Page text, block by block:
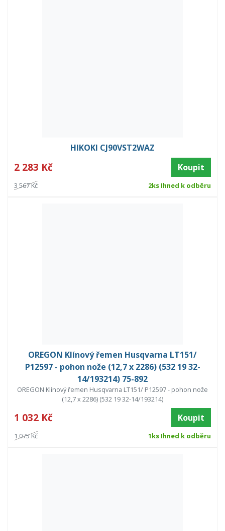
HIKOKI CJ90VST2WAZ
2 283 Kč Koupit
3 567 Kč 2ks Ihned k odběru
OREGON Klínový řemen Husqvarna LT151/
P12597 - pohon nože (12,7 x 2286) (532 19 32-
14/193214) 75-892
OREGON Klínový řemen Husqvarna LT151/ P12597 - pohon nože
(12,7 x 2286) (532 19 32-14/193214)
1 032 Kč Koupit
1 075 Kč 1ks Ihned k odběru